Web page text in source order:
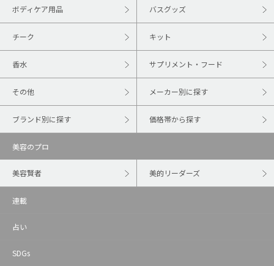
ボディケア用品 バスグッズ
チーク キット
香水 サプリメント・フード
その他 メーカー別に探す
ブランド別に探す 価格帯から探す
美容のプロ
美容賢者 美的リーダーズ
連載
占い
SDGs